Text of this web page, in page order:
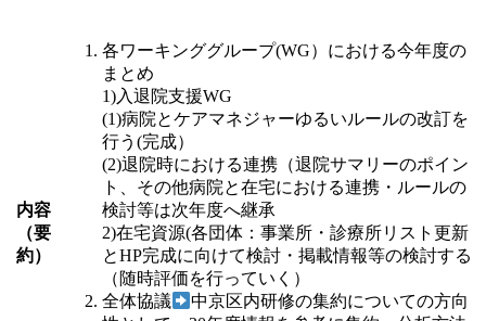
内容
（要
約）
各ワーキンググループ(WG）における今年度の
まとめ
1)入退院支援WG
(1)病院とケアマネジャーゆるいルールの改訂を
行う(完成）
(2)退院時における連携（退院サマリーのポイン
ト、その他病院と在宅における連携・ルールの
検討等は次年度へ継承
2)在宅資源(各団体：事業所・診療所リスト更新
とHP完成に向けて検討・掲載情報等の検討する
（随時評価を行っていく）
全体協議
中京区内研修の集約についての方向